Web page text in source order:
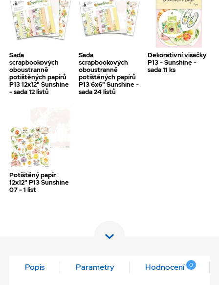
Sada
scrapbookových
oboustranně
potištěných papírů
P13 12x12" Sunshine
- sada 12 listů
Sada
scrapbookových
oboustranně
potištěných papírů
P13 6x6" Sunshine -
sada 24 listů
Dekorativní visačky
P13 - Sunshine -
sada 11 ks
Potištěný papír
12x12" P13 Sunshine
07 - 1 list
Popis Parametry Hodnocení 0